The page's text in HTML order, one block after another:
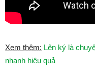
Xem thêm: Lên ký là
nhanh hiệu quả